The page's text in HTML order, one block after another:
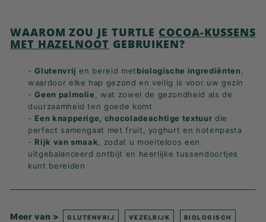
WAAROM ZOU JE TURTLE COCOA-KUSSENS
MET HAZELNOOT GEBRUIKEN?
-Glutenvrij en bereid metbiologische ingrediënten
waardoor elke hap gezond en veilig is voor uw gezin
-Geen palmolie , wat zowel de gezondheid als de
duurzaamheid ten goede komt
- Een knapperige, chocoladeachtige textuur die
perfect samengaat met fruit, yoghurt en notenpasta
- Rijk van smaak , zodat u moeiteloos een
uitgebalanceerd ontbijt en heerlijke tussendoortjes
kunt bereiden
Meer van > GLUTENVRIJ VEZELRIJK BIOLOGISCH